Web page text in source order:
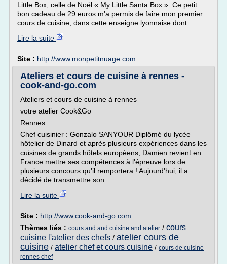
Little Box, celle de Noël « My Little Santa Box ». Ce petit
bon cadeau de 29 euros m'a permis de faire mon premier
cours de cuisine, dans cette enseigne lyonnaise dont...
Lire la suite
Site : http://www.monpetitnuage.com
Ateliers et cours de cuisine à rennes -
cook-and-go.com
Ateliers et cours de cuisine à rennes
votre atelier Cook&Go
Rennes
Chef cuisinier : Gonzalo SANYOUR Diplômé du lycée
hôtelier de Dinard et après plusieurs expériences dans les
cuisines de grands hôtels européens, Damien revient en
France mettre ses compétences à l'épreuve lors de
plusieurs concours qu'il remportera ! Aujourd'hui, il a
décidé de transmettre son...
Lire la suite
Site : http://www.cook-and-go.com
Thèmes liés : cours and and cuisine and atelier / cours
cuisine l'atelier des chefs / atelier cours de
cuisine / atelier chef et cours cuisine / cours de cuisine
rennes chef